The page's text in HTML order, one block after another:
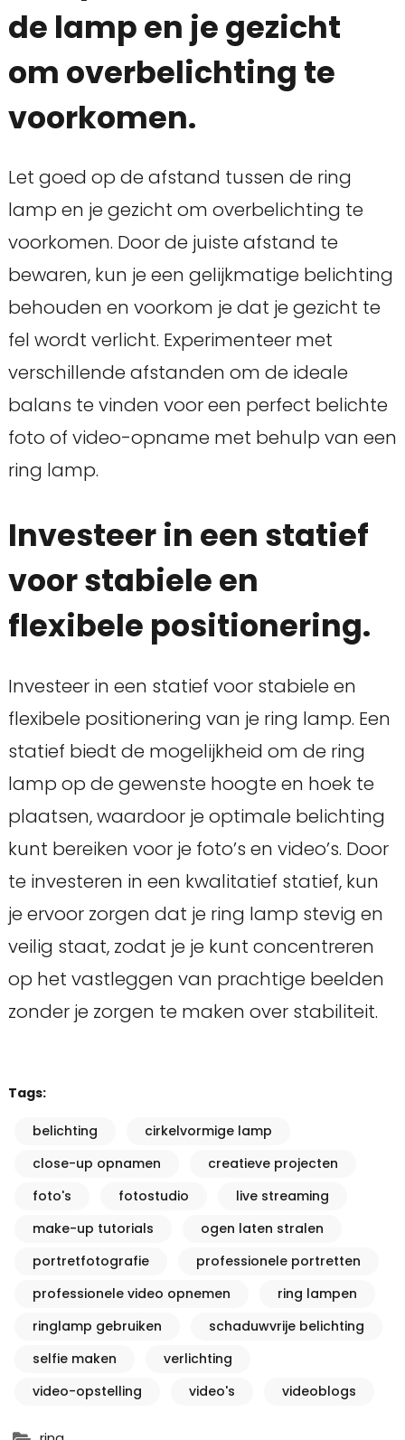
de lamp en je gezicht
om overbelichting te
voorkomen.
Let goed op de afstand tussen de ring
lamp en je gezicht om overbelichting te
voorkomen. Door de juiste afstand te
bewaren, kun je een gelijkmatige belichting
behouden en voorkom je dat je gezicht te
fel wordt verlicht. Experimenteer met
verschillende afstanden om de ideale
balans te vinden voor een perfect belichte
foto of video-opname met behulp van een
ring lamp.
Investeer in een statief
voor stabiele en
flexibele positionering.
Investeer in een statief voor stabiele en
flexibele positionering van je ring lamp. Een
statief biedt de mogelijkheid om de ring
lamp op de gewenste hoogte en hoek te
plaatsen, waardoor je optimale belichting
kunt bereiken voor je foto’s en video’s. Door
te investeren in een kwalitatief statief, kun
je ervoor zorgen dat je ring lamp stevig en
veilig staat, zodat je je kunt concentreren
op het vastleggen van prachtige beelden
zonder je zorgen te maken over stabiliteit.
Tags:
belichting
cirkelvormige lamp
close-up opnamen
creatieve projecten
foto's
fotostudio
live streaming
make-up tutorials
ogen laten stralen
portretfotografie
professionele portretten
professionele video opnemen
ring lampen
ringlamp gebruiken
schaduwvrije belichting
selfie maken
verlichting
video-opstelling
video's videoblogs